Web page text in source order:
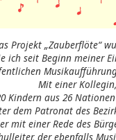
Projekt „Zauberflöte“
ich seit Beginn meiner
Mit einer
Kindern aus 26
dem Patronat des
mit einer Rede des
der ebenfalls